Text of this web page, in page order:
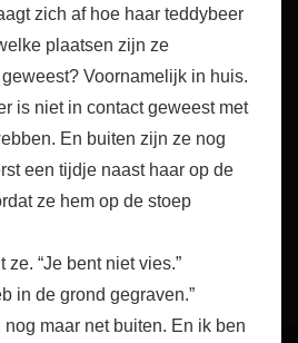
zich af hoe haar teddybeer
plaatsen zijn ze
Voornamelijk in huis.
is niet in contact geweest met
En buiten zijn ze nog
een tijdje naast haar op de
ze hem op de stoep
ze. “Je bent niet vies.”
in de grond gegraven.”
nog maar net buiten. En ik ben